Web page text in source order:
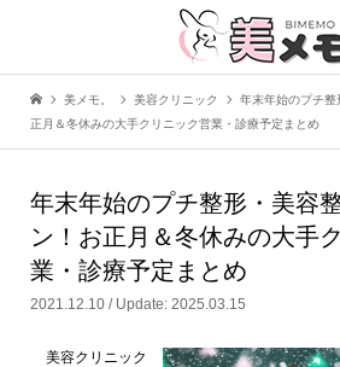
美メモ。 美容クリニック
年末年始のプチ整
正月＆冬休みの大手クリニック営業・診療予定まとめ
年末年始のプチ整形・美容
ン！お正月＆冬休みの大手
業・診療予定まとめ
2021.12.10 / Update: 2025.03.15
美容クリニック